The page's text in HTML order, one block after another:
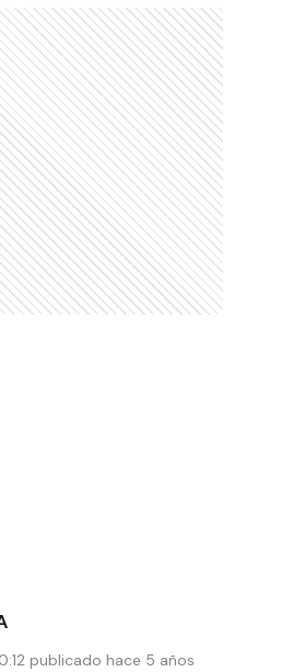
publicado hace 5 años